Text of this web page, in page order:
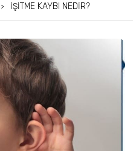
İŞITME KAYBI NEDIR?